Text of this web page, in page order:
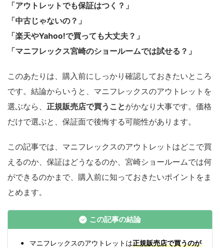
「アウトレットでも保証はつく？」
「中古じゃないの？」
「楽天やYahoo!で買っても大丈夫？」
「マニフレックス宮崎のショールームでは試せる？」
このあたりは、購入前にしっかり確認しておきたいところ
です。結論からいうと、マニフレックスのアウトレットを
選ぶなら、 正規販売店で買うことがかなり大事です。価格
だけで選ぶと、保証面で後悔する可能性があります。
この記事では、マニフレックスのアウトレットはどこで買
えるのか、保証はどうなるのか、宮崎ショールームでは何
ができるのかまで、購入前に知っておきたいポイントをま
とめます。
この記事の結論
マニフレックスのアウトレットは正規販売店で買うのが